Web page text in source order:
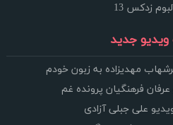
زدکس 13
جدید
مهدیزاده به زبون خودم
فرهنگیان پرونده غم
علی جبلی آزادی